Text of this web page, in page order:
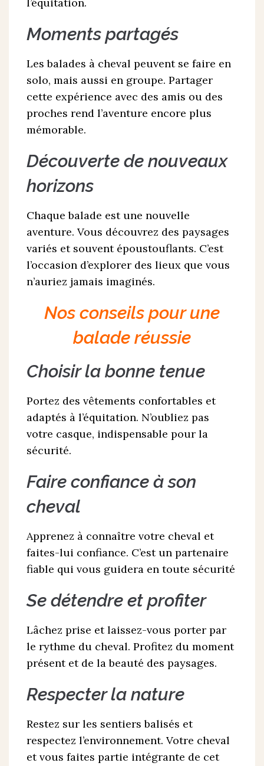
l’équitation.
Moments partagés
Les balades à cheval peuvent se faire en
solo, mais aussi en groupe. Partager
cette expérience avec des amis ou des
proches rend l’aventure encore plus
mémorable.
Découverte de nouveaux
horizons
Chaque balade est une nouvelle
aventure. Vous découvrez des paysages
variés et souvent époustouflants. C’est
l’occasion d’explorer des lieux que vous
n’auriez jamais imaginés.
Nos conseils pour une
balade réussie
Choisir la bonne tenue
Portez des vêtements confortables et
adaptés à l’équitation. N’oubliez pas
votre casque, indispensable pour la
sécurité.
Faire confiance à son
cheval
Apprenez à connaître votre cheval et
faites-lui confiance. C’est un partenaire
fiable qui vous guidera en toute sécurité
Se détendre et profiter
Lâchez prise et laissez-vous porter par
le rythme du cheval. Profitez du moment
présent et de la beauté des paysages.
Respecter la nature
Restez sur les sentiers balisés et
respectez l’environnement. Votre cheval
et vous faites partie intégrante de cet